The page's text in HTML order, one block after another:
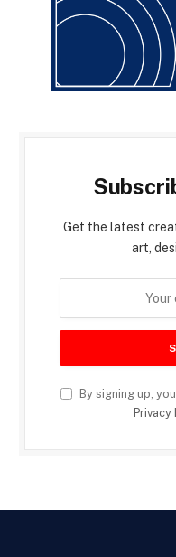
Get the latest
art,
By signing up,
Privacy